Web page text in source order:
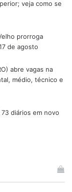
veja como se
prorroga
de agosto
abre vagas na
médio, técnico e
73 diários em novo